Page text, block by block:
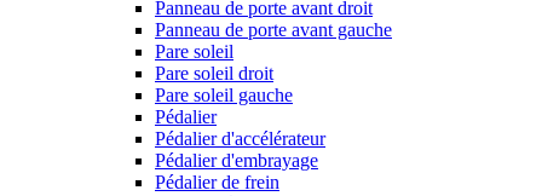
Panneau de porte avant droit
Panneau de porte avant gauche
Pare soleil
Pare soleil droit
Pare soleil gauche
Pédalier
Pédalier d'accélérateur
Pédalier d'embrayage
Pédalier de frein